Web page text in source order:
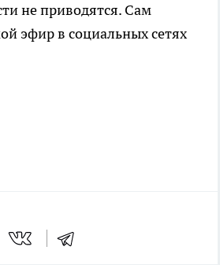
не приводятся. Сам
эфир в социальных сетях